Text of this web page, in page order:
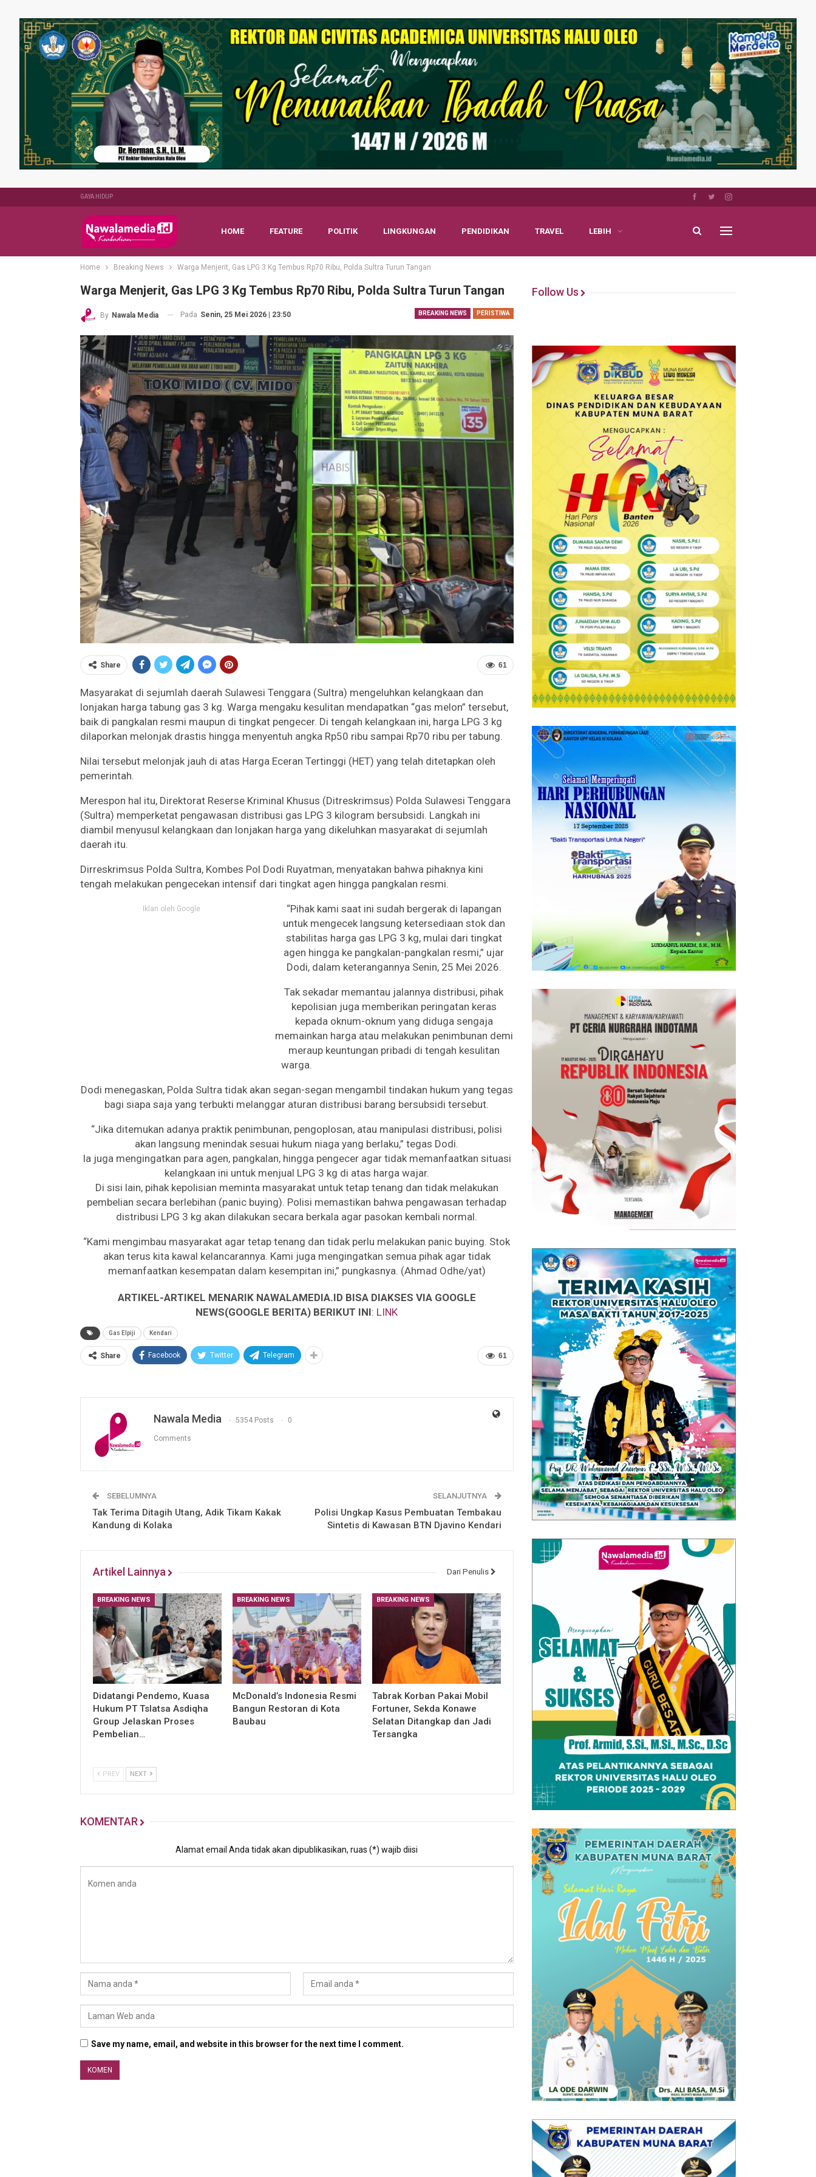
GAYA HIDUP
HOME FEATURE POLITIK LINGKUNGAN PENDIDIKAN TRAVEL LEBIH
Home Breaking News Warga Menjerit, Gas LPG 3 Kg Tembus Rp70 Ribu, Polda Sultra Turun Tangan
Warga Menjerit, Gas LPG 3 Kg Tembus Rp70 Ribu, Polda Sultra Turun Tangan
BREAKING NEWS PERISTIWA
By Nawala Media Pada Senin, 25 Mei 2026 | 23:50
61
Share
Masyarakat di sejumlah daerah Sulawesi Tenggara (Sultra) mengeluhkan kelangkaan dan
lonjakan harga tabung gas 3 kg. Warga mengaku kesulitan mendapatkan “gas melon” tersebut,
baik di pangkalan resmi maupun di tingkat pengecer. Di tengah kelangkaan ini, harga LPG 3 kg
dilaporkan melonjak drastis hingga menyentuh angka Rp50 ribu sampai Rp70 ribu per tabung.
Nilai tersebut melonjak jauh di atas Harga Eceran Tertinggi (HET) yang telah ditetapkan oleh
pemerintah.
Merespon hal itu, Direktorat Reserse Kriminal Khusus (Ditreskrimsus) Polda Sulawesi Tenggara
(Sultra) memperketat pengawasan distribusi gas LPG 3 kilogram bersubsidi. Langkah ini
diambil menyusul kelangkaan dan lonjakan harga yang dikeluhkan masyarakat di sejumlah
daerah itu.
Dirreskrimsus Polda Sultra, Kombes Pol Dodi Ruyatman, menyatakan bahwa pihaknya kini
tengah melakukan pengecekan intensif dari tingkat agen hingga pangkalan resmi.
Iklan oleh Google
“Pihak kami saat ini sudah bergerak di lapangan
untuk mengecek langsung ketersediaan stok dan
stabilitas harga gas LPG 3 kg, mulai dari tingkat
agen hingga ke pangkalan-pangkalan resmi,” ujar
Dodi, dalam keterangannya Senin, 25 Mei 2026.
Tak sekadar memantau jalannya distribusi, pihak
kepolisian juga memberikan peringatan keras
kepada oknum-oknum yang diduga sengaja
memainkan harga atau melakukan penimbunan demi
meraup keuntungan pribadi di tengah kesulitan
warga.
Dodi menegaskan, Polda Sultra tidak akan segan-segan mengambil tindakan hukum yang tegas
bagi siapa saja yang terbukti melanggar aturan distribusi barang bersubsidi tersebut.
“Jika ditemukan adanya praktik penimbunan, pengoplosan, atau manipulasi distribusi, polisi
akan langsung menindak sesuai hukum niaga yang berlaku,” tegas Dodi.
Ia juga mengingatkan para agen, pangkalan, hingga pengecer agar tidak memanfaatkan situasi
kelangkaan ini untuk menjual LPG 3 kg di atas harga wajar.
Di sisi lain, pihak kepolisian meminta masyarakat untuk tetap tenang dan tidak melakukan
pembelian secara berlebihan (panic buying). Polisi memastikan bahwa pengawasan terhadap
distribusi LPG 3 kg akan dilakukan secara berkala agar pasokan kembali normal.
“Kami mengimbau masyarakat agar tetap tenang dan tidak perlu melakukan panic buying. Stok
akan terus kita kawal kelancarannya. Kami juga mengingatkan semua pihak agar tidak
memanfaatkan kesempatan dalam kesempitan ini,” pungkasnya. (Ahmad Odhe/yat)
ARTIKEL-ARTIKEL MENARIK NAWALAMEDIA.ID BISA DIAKSES VIA GOOGLE
NEWS(GOOGLE BERITA) BERIKUT INI: LINK
Gas Elpiji Kendari
61
Share Facebook Twitter Telegram
Nawala Media 5354 Posts 0
Comments
SEBELUMNYA
Tak Terima Ditagih Utang, Adik Tikam Kakak
Kandung di Kolaka
SELANJUTNYA
Polisi Ungkap Kasus Pembuatan Tembakau
Sintetis di Kawasan BTN Djavino Kendari
Artikel Lainnya Dari Penulis
BREAKING NEWS
Didatangi Pendemo, Kuasa
Hukum PT Tslatsa Asdiqha
Group Jelaskan Proses
Pembelian…
BREAKING NEWS
McDonald’s Indonesia Resmi
Bangun Restoran di Kota
Baubau
BREAKING NEWS
Tabrak Korban Pakai Mobil
Fortuner, Sekda Konawe
Selatan Ditangkap dan Jadi
Tersangka
PREV NEXT
KOMENTAR
Alamat email Anda tidak akan dipublikasikan, ruas (*) wajib diisi
Save my name, email, and website in this browser for the next time I comment.
Follow Us